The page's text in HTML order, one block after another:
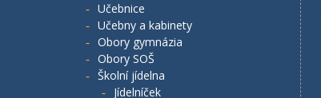
Učebnice
Učebny a kabinety
Obory gymnázia
Obory SOŠ
Školní jídelna
Jídelníček